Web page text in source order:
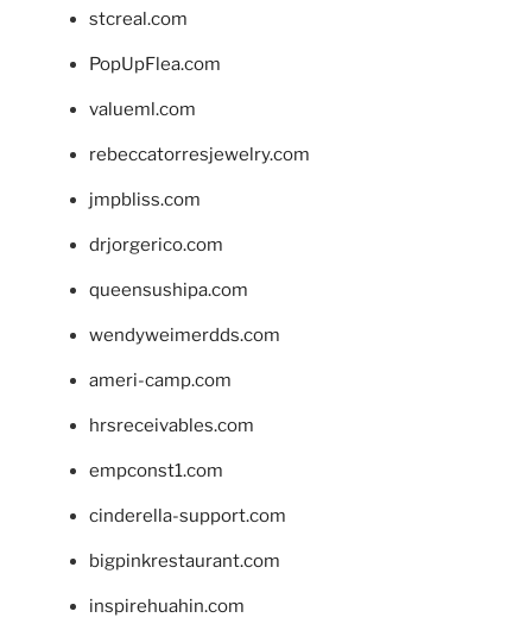
stcreal.com
PopUpFlea.com
valueml.com
rebeccatorresjewelry.com
jmpbliss.com
drjorgerico.com
queensushipa.com
wendyweimerdds.com
ameri-camp.com
hrsreceivables.com
empconst1.com
cinderella-support.com
bigpinkrestaurant.com
inspirehuahin.com